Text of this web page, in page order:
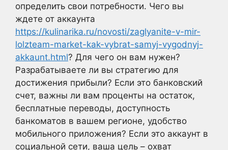
определить свои потребности. Чего вы
ждете от аккаунта
https://kulinarika.ru/novosti/zaglyanite-v-mir-
lolzteam-market-kak-vybrat-samyj-vygodnyj-
akkaunt.html? Для чего он вам нужен?
Разрабатываете ли вы стратегию для
достижения прибыли? Если это банковский
счет, важны ли вам проценты на остаток,
бесплатные переводы, доступность
банкоматов в вашем регионе, удобство
мобильного приложения? Если это аккаунт в
социальной сети, ваша цель – охват